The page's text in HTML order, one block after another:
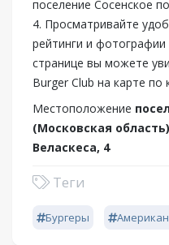
поселение Сосенское
4. Просматривайте
рейтинги и
странице вы можете
Burger Club на карте по
Местоположение
(Московская
Веласкеса, 4
Теги
Бургеры